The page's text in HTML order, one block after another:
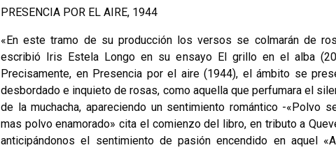
PRESENCIA POR EL AIRE, 1944
«En este tramo de su producción los versos se colmarán de
escribió Iris Estela Longo en su ensayo El grillo en el alba
Precisamente, en Presencia por el aire (1944), el ámbito se
desbordado e inquieto de rosas, como aquella que perfumara el
de la muchacha, apareciendo un sentimiento romántico -«Polvo
mas polvo enamorado» cita el comienzo del libro, en tributo a
anticipándonos el sentimiento de pasión encendido en aquel